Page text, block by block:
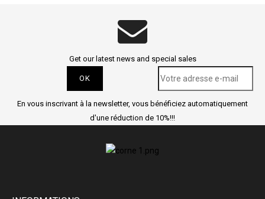
Get our latest news and special sales
En vous inscrivant à la newsletter, vous bénéficiez automatiquement
d'une réduction de 10%!!!